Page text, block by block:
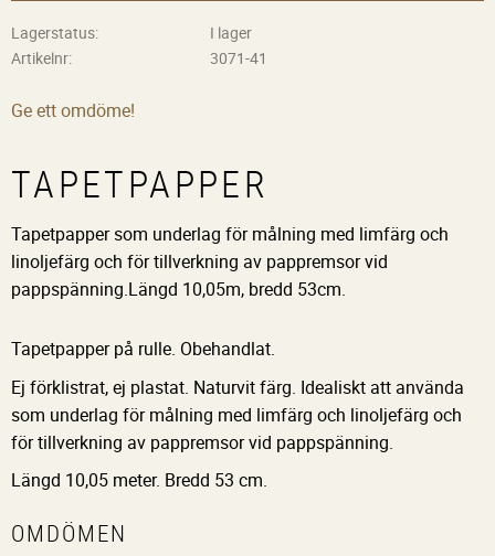
Lagerstatus
I lager
Artikelnr
3071-41
Ge ett omdöme!
TAPETPAPPER
Tapetpapper som underlag för målning med limfärg och
linoljefärg och för tillverkning av pappremsor vid
pappspänning.Längd 10,05m, bredd 53cm.
Tapetpapper på rulle. Obehandlat.
Ej förklistrat, ej plastat. Naturvit färg. Idealiskt att använda
som underlag för målning med limfärg och linoljefärg och
för tillverkning av pappremsor vid pappspänning.
Längd 10,05 meter. Bredd 53 cm.
OMDÖMEN